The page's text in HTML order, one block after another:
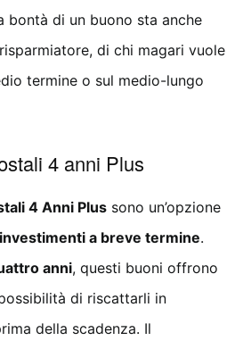
bontà di un buono sta anche
di chi magari vuole
termine o sul medio-lungo
4 anni Plus
4 Anni Plus sono un’opzione
investimenti a breve termine.
anni, questi buoni offrono
di riscattarli in
della scadenza. Il